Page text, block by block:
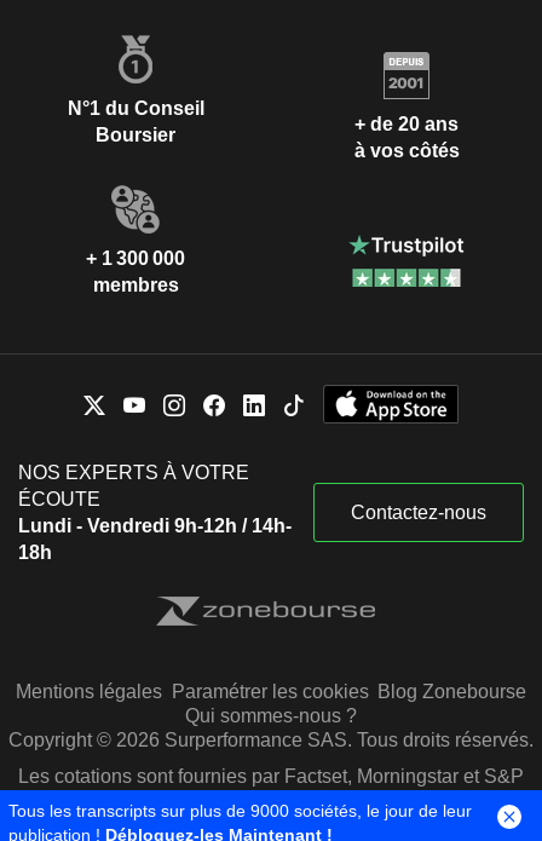
N°1 du Conseil
Boursier
+ de 20 ans
à vos côtés
+ 1 300 000
membres
NOS EXPERTS À VOTRE
ÉCOUTE
Lundi - Vendredi 9h-12h / 14h-
18h
Contactez-nous
Mentions légales Paramétrer les cookies Blog Zonebourse
Qui sommes-nous ?
Copyright © 2026 Surperformance SAS. Tous droits réservés.
Les cotations sont fournies par Factset, Morningstar et S&P
Capital IQ
Tous les transcripts sur plus de 9000 sociétés, le jour de leur
publication ! Débloquez-les Maintenant !